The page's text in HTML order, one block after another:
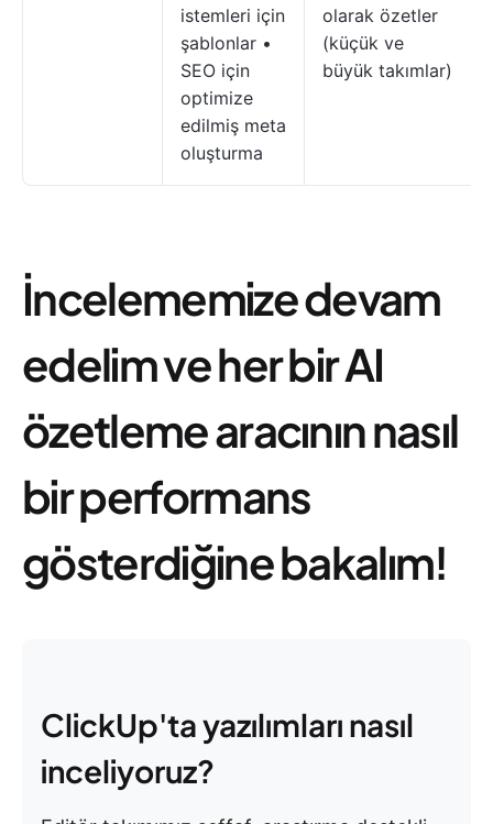
istemleri için
şablonlar •
SEO için
optimize
edilmiş meta
oluşturma
olarak özetler
(küçük ve
büyük takımlar)
İncelememize devam
edelim ve her bir AI
özetleme aracının nasıl
bir performans
gösterdiğine bakalım!
ClickUp'ta yazılımları nasıl
inceliyoruz?